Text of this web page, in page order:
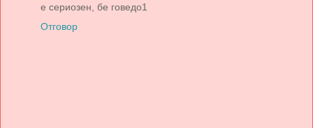
е сериозен, бе говедо1
Отговор